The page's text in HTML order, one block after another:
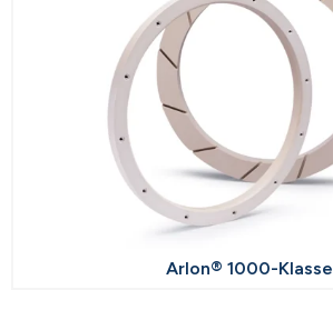
Arlon® 1000-Klasse